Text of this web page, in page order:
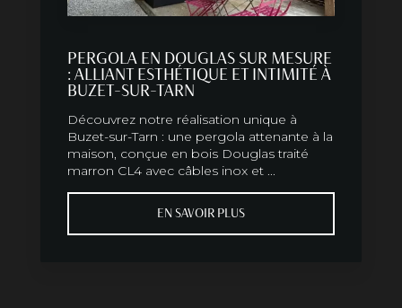
PERGOLA EN DOUGLAS SUR MESURE
: ALLIANT ESTHÉTIQUE ET INTIMITÉ À
BUZET-SUR-TARN
Découvrez notre réalisation unique à
Buzet-sur-Tarn : une pergola attenante à la
maison, conçue en bois Douglas traité
marron CL4 avec câbles inox et ...
EN SAVOIR PLUS